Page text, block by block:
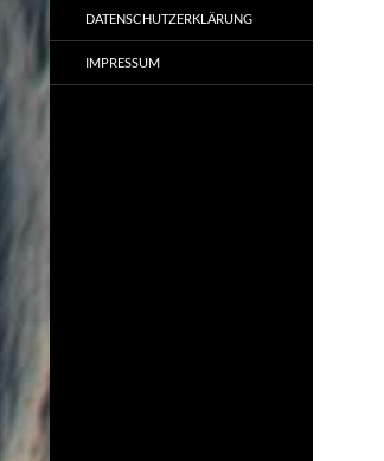
DATENSCHUTZERKLÄRUNG
IMPRESSUM